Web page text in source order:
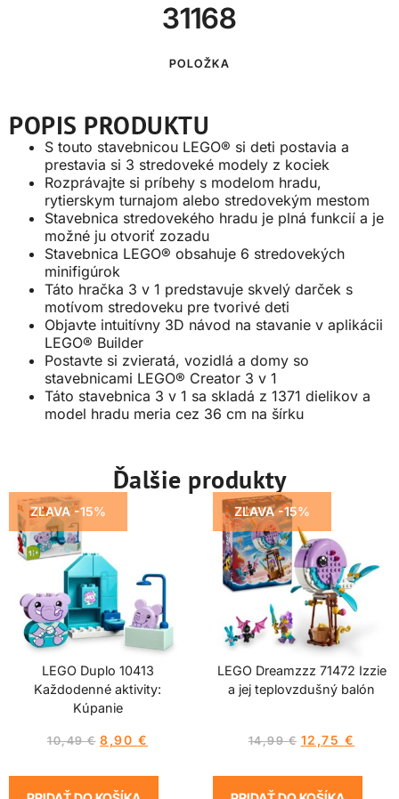
31168
POLOŽKA
POPIS PRODUKTU
S touto stavebnicou LEGO® si deti postavia a
prestavia si 3 stredoveké modely z kociek
Rozprávajte si príbehy s modelom hradu,
rytierskym turnajom alebo stredovekým mestom
Stavebnica stredovekého hradu je plná funkcií a je
možné ju otvoriť zozadu
Stavebnica LEGO® obsahuje 6 stredovekých
minifigúrok
Táto hračka 3 v 1 predstavuje skvelý darček s
motívom stredoveku pre tvorivé deti
Objavte intuitívny 3D návod na stavanie v aplikácii
LEGO® Builder
Postavte si zvieratá, vozidlá a domy so
stavebnicami LEGO® Creator 3 v 1
Táto stavebnica 3 v 1 sa skladá z 1371 dielikov a
model hradu meria cez 36 cm na šírku
Ďalšie produkty
ZĽAVA -15%
LEGO Duplo 10413
Každodenné aktivity:
Kúpanie
10,49€ 8,90 €
ZĽAVA -15%
LEGO Dreamzzz 71472 Izzie
a jej teplovzdušný balón
14,99€ 12,75 €